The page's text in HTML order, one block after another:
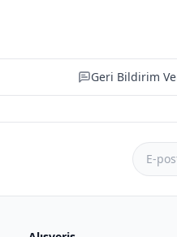
Geri Bildirim